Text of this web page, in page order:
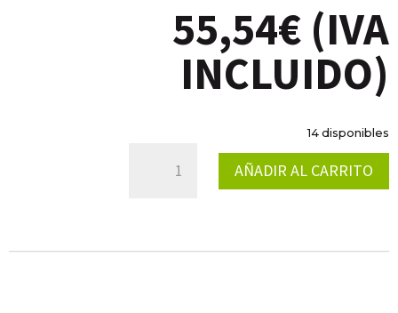
55,54€ (IVA
INCLUIDO)
14 disponibles
AÑADIR AL CARRITO